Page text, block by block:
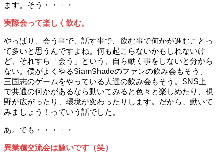
ます。そう・・・・
実際会って楽しく飲む。
やっぱり、会う事で、話す事で、飲む事で何かが進むことっ
て多いと思うんですよね。何も起こらないかもしれないけ
ど、それすら「会う」という、自ら動く事をしないと分から
ない。僕がよくやるSiamShadeのファンの飲み会もそう、
三国志のゲームをやっている人達の飲み会もそう。SNS上
で共通の何かがあるなら動いてみると色々と楽しめたり、視
野が広がったり、環境が変わったりします。だから、動いて
みましょう！っていう話でした。
あ。でも・・・・・
異業種交流会は嫌いです（笑）